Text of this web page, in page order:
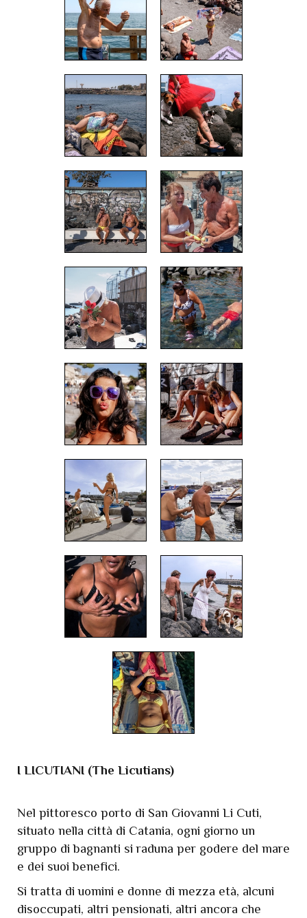
I LICUTIANI (The Licutians)
Nel pittoresco porto di San Giovanni Li Cuti,
situato nella città di Catania, ogni giorno un
gruppo di bagnanti si raduna per godere del mare
e dei suoi benefici.
Si tratta di uomini e donne di mezza età, alcuni
disoccupati, altri pensionati, altri ancora che